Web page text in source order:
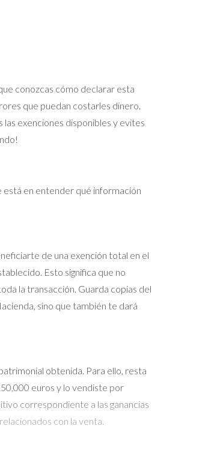
conozcas cómo declarar esta
que puedan costarles dinero.
exenciones disponibles y evites
está en entender qué información
de una exención total en el
Esto significa que no
la transacción. Guarda copias del
sino que también te dará
obtenida. Para ello, resta
euros y lo vendiste por
correspondiente a las ganancias
con la venta.